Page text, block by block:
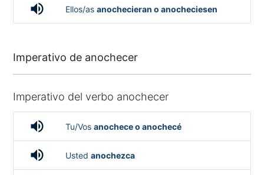
volume_up Ellos/as anochecieran o anocheciesen
Imperativo de anochecer
Imperativo del verbo anochecer
volume_up Tu/Vos anochece o anochecé
volume_up Usted anochezca